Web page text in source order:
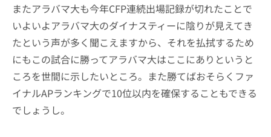
またアラバマ大も今年CFP連続出場記録が切れたことで
いよいよアラバマ大のダイナスティーに陰りが見えてき
たという声が多く聞こえますから、それを払拭するため
にもこの試合に勝ってアラバマ大はここにありというと
ころを世間に示したいところ。また勝てばおそらくファ
イナルAPランキングで10位以内を確保することもできる
でしょうし。